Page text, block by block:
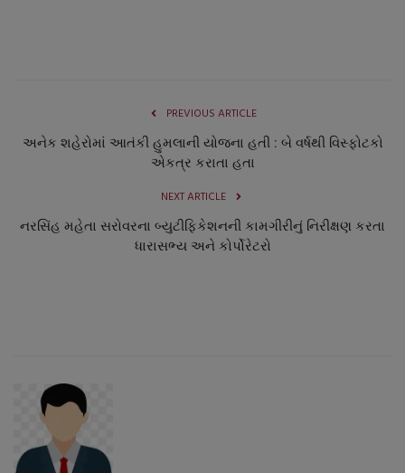
PREVIOUS ARTICLE
અનેક શહેરોમાં આતંકી હુમલાની યોજના હતી : બે વર્ષથી વિસ્ફોટકો
એકત્ર કરાતા હતા
NEXT ARTICLE
નરસિંહ મહેતા સરોવરના બ્યુટીફિકેશનની કામગીરીનું નિરીક્ષણ કરતા
ધારાસભ્ય અને કોર્પોરેટરો